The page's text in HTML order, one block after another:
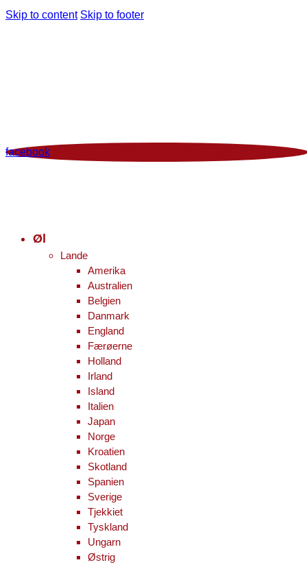
Skip to content Skip to footer
facebook
Øl
Lande
Amerika
Australien
Belgien
Danmark
England
Færøerne
Holland
Irland
Island
Italien
Japan
Norge
Kroatien
Skotland
Spanien
Sverige
Tjekkiet
Tyskland
Ungarn
Østrig